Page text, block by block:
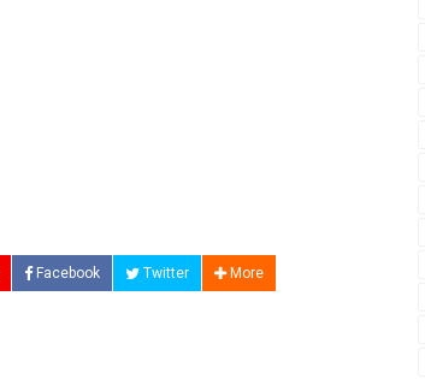
Facebook Twitter More